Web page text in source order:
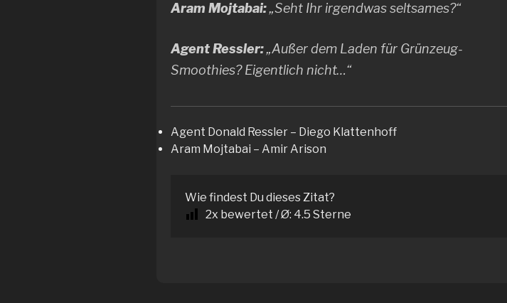
Aram Mojtabai:„Seht Ihr irgendwas seltsames?“
Agent Ressler:„Außer dem Laden für Grünzeug-
Smoothies? Eigentlich nicht…“
Agent Donald Ressler – Diego Klattenhoff
Aram Mojtabai – Amir Arison
Wie findest Du dieses Zitat?
2x bewertet / Ø: 4.5 Sterne